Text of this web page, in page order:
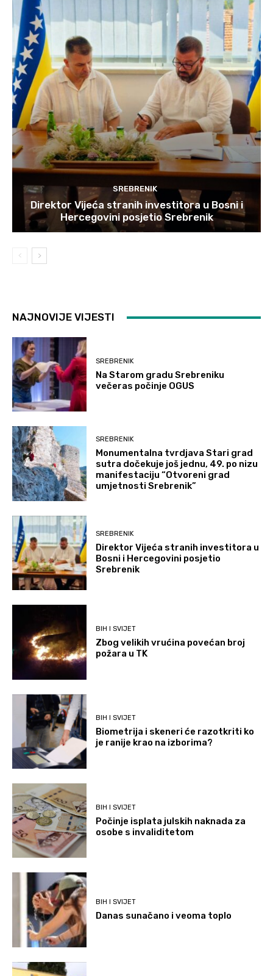
SREBRENIK
Direktor Vijeća stranih investitora u Bosni i
Hercegovini posjetio Srebrenik
NAJNOVIJE VIJESTI
SREBRENIK
Na Starom gradu Srebreniku
večeras počinje OGUS
SREBRENIK
Monumentalna tvrdjava Stari grad
sutra dočekuje još jednu, 49. po nizu
manifestaciju “Otvoreni grad
umjetnosti Srebrenik”
SREBRENIK
Direktor Vijeća stranih investitora u
Bosni i Hercegovini posjetio
Srebrenik
BIH I SVIJET
Zbog velikih vrućina povećan broj
požara u TK
BIH I SVIJET
Biometrija i skeneri će razotkriti ko
je ranije krao na izborima?
BIH I SVIJET
Počinje isplata julskih naknada za
osobe s invaliditetom
BIH I SVIJET
Danas sunačano i veoma toplo